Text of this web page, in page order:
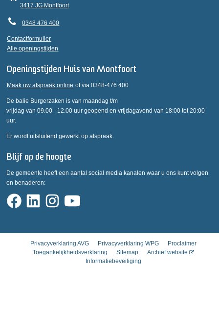
3417 JG Montfoort
0348 476 400
Contactformulier
Alle openingstijden
Openingstijden Huis van Montfoort
Maak uw afspraak online of via 0348-476 400
De balie Burgerzaken is van maandag t/m
vrijdag van 09.00 - 12.00 uur geopend en vrijdagavond van 18:00 tot 20:00
uur.
Er wordt uitsluitend gewerkt op afspraak.
Blijf op de hoogte
De gemeente heeft een aantal social media kanalen waar u ons kunt volgen
en benaderen:
Privacyverklaring AVG Privacyverklaring WPG
Proclaimer
Toegankelijkheidsverklaring
Sitemap
Archief website
Informatiebeveiliging